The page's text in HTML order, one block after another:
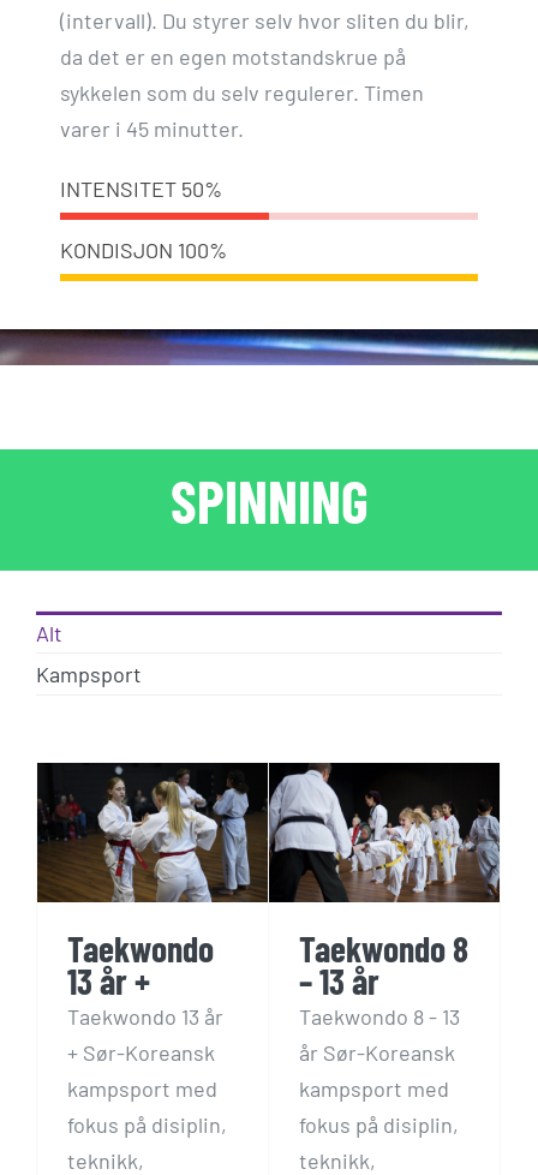
(intervall). Du styrer selv hvor sliten du blir,
da det er en egen motstandskrue på
sykkelen som du selv regulerer. Timen
varer i 45 minutter.
INTENSITET 50%
KONDISJON 100%
SPINNING
Alt
Kampsport
Taekwondo
13 år +
Taekwondo 13 år
+ Sør-Koreansk
kampsport med
fokus på disiplin,
teknikk,
Taekwondo 8
– 13 år
Gruppetimer Kampsport
Taekwondo 8
– 13 år
Taekwondo 8 - 13
år Sør-Koreansk
kampsport med
fokus på disiplin,
teknikk,